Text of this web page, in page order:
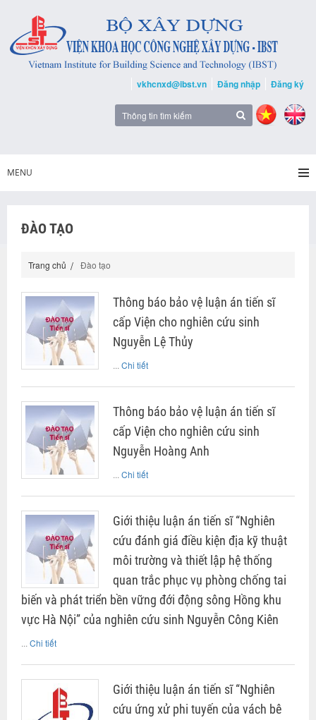
vkhcnxd@ibst.vn Đăng nhập Đăng ký
MENU
ĐÀO TẠO
Trang chủ Đào tạo
Thông báo bảo vệ luận án tiến sĩ
cấp Viện cho nghiên cứu sinh
Nguyễn Lệ Thủy
... Chi tiết
Thông báo bảo vệ luận án tiến sĩ
cấp Viện cho nghiên cứu sinh
Nguyễn Hoàng Anh
... Chi tiết
Giới thiệu luận án tiến sĩ “Nghiên
cứu đánh giá điều kiện địa kỹ thuật
môi trường và thiết lập hệ thống
quan trắc phục vụ phòng chống tai
biến và phát triển bền vững đới động sông Hồng khu
vực Hà Nội” của nghiên cứu sinh Nguyễn Công Kiên
... Chi tiết
Giới thiệu luận án tiến sĩ “Nghiên
cứu ứng xử phi tuyến của vách bê